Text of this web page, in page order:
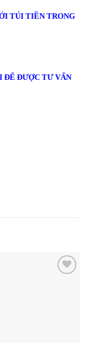
TÚI TIỀN TRONG
ĐỂ ĐƯỢC TƯ VẤN